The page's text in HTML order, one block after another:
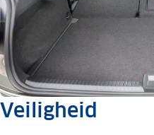
Veiligheid